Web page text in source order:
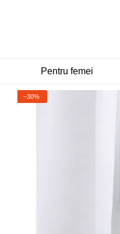
Pentru femei
−30%